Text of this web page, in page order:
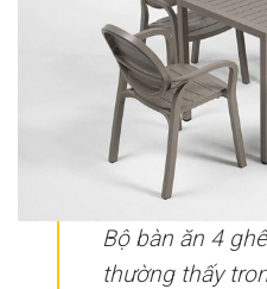
Bộ bàn ăn 4
thường thấy